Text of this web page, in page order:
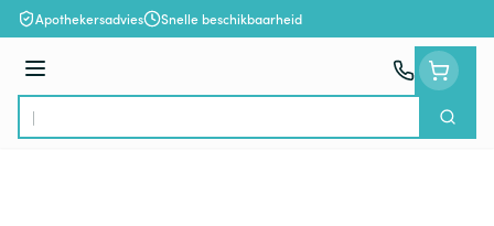
Ga naar de inhoud
Apothekersadvies Snelle beschikbaarheid
Menu
Product, merk, categorie...
Zoek